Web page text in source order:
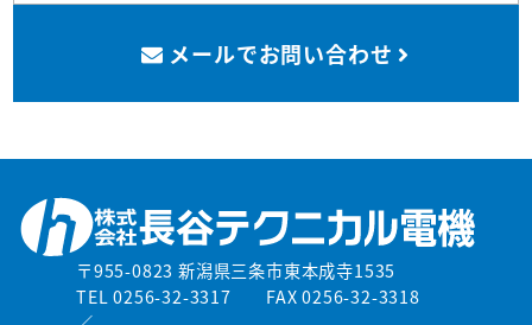
メールでお問い合わせ
〒955-0823 新潟県三条市東本成寺1535
TEL 0256-32-3317
FAX 0256-32-3318